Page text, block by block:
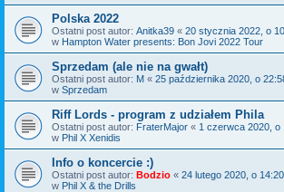
Polska 2022
Ostatni post autor: Anitka39 « 20 stycznia 2022, o
w Hampton Water presents: Bon Jovi 2022 Tour
Sprzedam (ale nie na gwałt)
Ostatni post autor: M « 25 października 2020, o
w Sprzedam
Riff Lords - program z udziałem Phila
Ostatni post autor: FraterMajor « 1 czerwca 2020, o
w Phil X Xenidis
Info o koncercie :)
Ostatni post autor: Bodzio « 24 lutego 2020, o 14:20
w Phil X & the Drills